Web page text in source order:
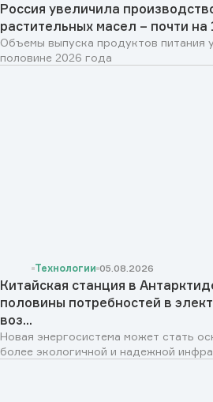
Россия увеличила
растительных масел – почти на
Объемы выпуска продуктов питания
половине 2026 года
Технологии 05.08.2026
Китайская станция в
половины потребностей в
воз...
Новая энергосистема может стать
более экологичной и надежной